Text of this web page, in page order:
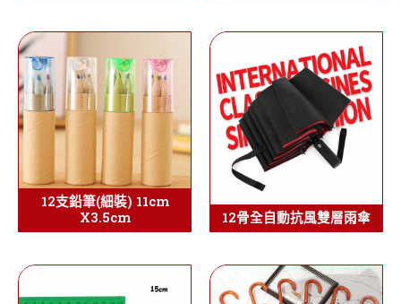
12支鉛筆(細裝) 11cm
X3.5cm
12骨全自動抗風雙層雨傘